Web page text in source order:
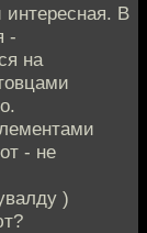
В
-
на
- не
)